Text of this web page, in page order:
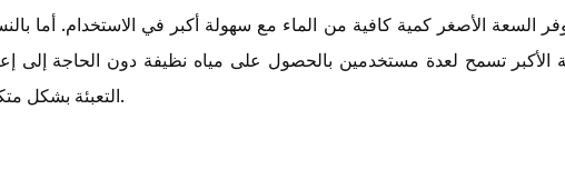
السعة الأصغر كمية كافية من الماء مع سهولة أكبر في الاستخدام. أما
الأكبر تسمح لعدة مستخدمين بالحصول على مياه نظيفة دون الحاجة إلى
التعبئة بشكل متكرر.